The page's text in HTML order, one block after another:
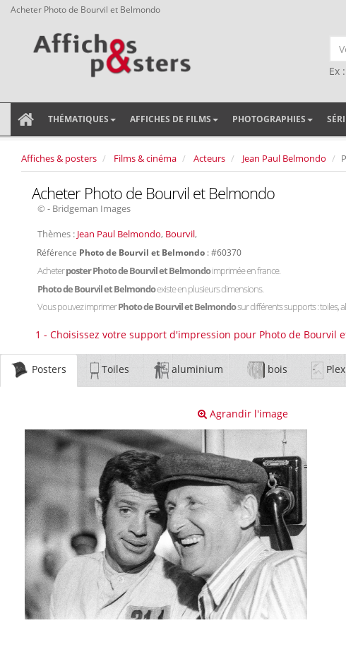
Acheter Photo de Bourvil et Belmondo
Ex
THÉMATIQUES AFFICHES DE FILMS PHOTOGRAPHIES
Affiches & posters Films & cinéma Acteurs Jean Paul Belmondo
Acheter Photo de Bourvil et Belmondo
© - Bridgeman Images
Thèmes : Jean Paul Belmondo, Bourvil,
Référence Photo de Bourvil et Belmondo : #60370
Acheterposter Photo de Bourvil et Belmondoimprimée en france.
Photo de Bourvil et Belmondoexiste en plusieurs dimensions.
Vous pouvez imprimerPhoto de Bourvil et Belmondosur différents supports : toiles,
1 - Choisissez votre support d'impression pour Photo de Bourvil
Posters Toiles aluminium bois
Agrandir l'image